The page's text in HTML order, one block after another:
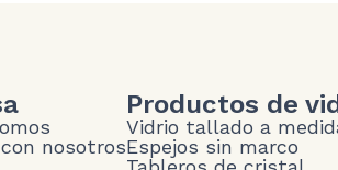
nosotros
Productos de
Vidrio tallado a
Espejos sin marco